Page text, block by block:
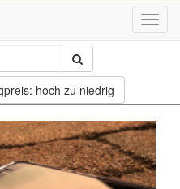
hoch zu niedrig